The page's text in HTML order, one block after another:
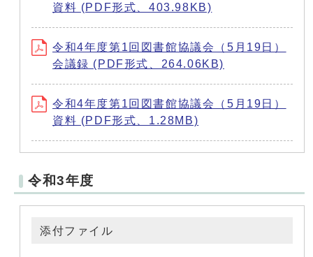
資料 (PDF形式、403.98KB)
令和4年度第1回図書館協議会（5月19日）
会議録 (PDF形式、264.06KB)
令和4年度第1回図書館協議会（5月19日）
資料 (PDF形式、1.28MB)
令和3年度
添付ファイル